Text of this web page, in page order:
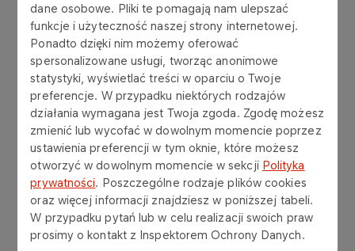
dane osobowe. Pliki te pomagają nam ulepszać
funkcje i użyteczność naszej strony internetowej.
Ponadto dzięki nim możemy oferować
spersonalizowane usługi, tworząc anonimowe
statystyki, wyświetlać treści w oparciu o Twoje
preferencje. W przypadku niektórych rodzajów
działania wymagana jest Twoja zgoda. Zgodę możesz
zmienić lub wycofać w dowolnym momencie poprzez
ustawienia preferencji w tym oknie, które możesz
otworzyć w dowolnym momencie w sekcji Polityka
prywatności. Poszczególne rodzaje plików cookies
oraz więcej informacji znajdziesz w poniższej tabeli.
W przypadku pytań lub w celu realizacji swoich praw
prosimy o kontakt z Inspektorem Ochrony Danych.
Więcej
PROGRAM
ORLEN dla Psów
Ratowniczych
Więcej
Aktualności